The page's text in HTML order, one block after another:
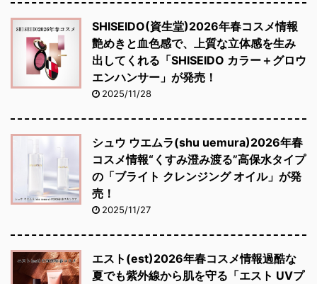
SHISEIDO(資生堂)2026年春コスメ情報
艶めきと血色感で、上質な立体感を生み
出してくれる「SHISEIDO カラー＋グロウ
エンハンサー」が発売！
2025/11/28
シュウ ウエムラ(shu uemura)2026年春
コスメ情報“くすみ澄み渡る”高保水タイプ
の「ブライト クレンジング オイル」が発
売！
2025/11/27
エスト(est)2026年春コスメ情報過酷な
夏でも紫外線から肌を守る「エスト UVプ